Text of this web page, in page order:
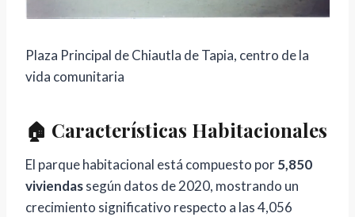
Plaza Principal de Chiautla de Tapia, centro de la
vida comunitaria
🏠 Características Habitacionales
El parque habitacional está compuesto por5,850
viviendassegún datos de 2020, mostrando un
crecimiento significativo respecto a las 4,056